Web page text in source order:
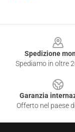
Spedizione
Spediamo in oltre
Garanzia
Offerto nel paese